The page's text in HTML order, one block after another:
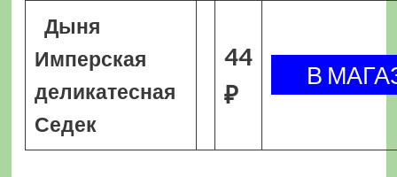
Дыня
Имперская
деликатесная
Седек
44
₽